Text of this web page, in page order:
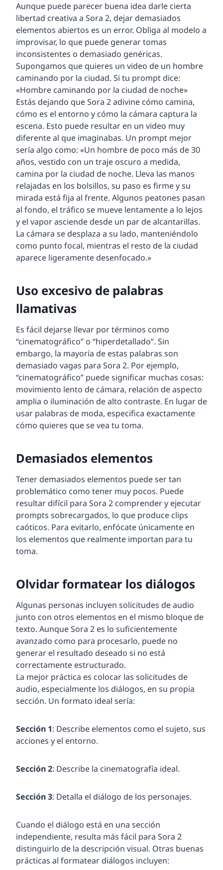
Aunque puede parecer buena idea darle cierta
libertad creativa a Sora 2, dejar demasiados
elementos abiertos es un error. Obliga al modelo a
improvisar, lo que puede generar tomas
inconsistentes o demasiado genéricas.
Supongamos que quieres un video de un hombre
caminando por la ciudad. Si tu prompt dice:
«Hombre caminando por la ciudad de noche»
Estás dejando que Sora 2 adivine cómo camina,
cómo es el entorno y cómo la cámara captura la
escena. Esto puede resultar en un video muy
diferente al que imaginabas. Un prompt mejor
sería algo como: «Un hombre de poco más de 30
años, vestido con un traje oscuro a medida,
camina por la ciudad de noche. Lleva las manos
relajadas en los bolsillos, su paso es firme y su
mirada está fija al frente. Algunos peatones pasan
al fondo, el tráfico se mueve lentamente a lo lejos
y el vapor asciende desde un par de alcantarillas.
La cámara se desplaza a su lado, manteniéndolo
como punto focal, mientras el resto de la ciudad
aparece ligeramente desenfocado.»
Uso excesivo de palabras
llamativas
Es fácil dejarse llevar por términos como
“cinematográfico” o “hiperdetallado”. Sin
embargo, la mayoría de estas palabras son
demasiado vagas para Sora 2. Por ejemplo,
“cinematográfico” puede significar muchas cosas:
movimiento lento de cámara, relación de aspecto
amplia o iluminación de alto contraste. En lugar de
usar palabras de moda, especifica exactamente
cómo quieres que se vea tu toma.
Demasiados elementos
Tener demasiados elementos puede ser tan
problemático como tener muy pocos. Puede
resultar difícil para Sora 2 comprender y ejecutar
prompts sobrecargados, lo que produce clips
caóticos. Para evitarlo, enfócate únicamente en
los elementos que realmente importan para tu
toma.
Olvidar formatear los diálogos
Algunas personas incluyen solicitudes de audio
junto con otros elementos en el mismo bloque de
texto. Aunque Sora 2 es lo suficientemente
avanzado como para procesarlo, puede no
generar el resultado deseado si no está
correctamente estructurado.
La mejor práctica es colocar las solicitudes de
audio, especialmente los diálogos, en su propia
sección. Un formato ideal sería:
Sección 1: Describe elementos como el sujeto, sus
acciones y el entorno.
Sección 2: Describe la cinematografía ideal.
Sección 3: Detalla el diálogo de los personajes.
Cuando el diálogo está en una sección
independiente, resulta más fácil para Sora 2
distinguirlo de la descripción visual. Otras buenas
prácticas al formatear diálogos incluyen: